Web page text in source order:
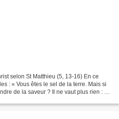
selon St Matthieu (5, 13-16) En ce
: « Vous êtes le sel de la terre. Mais si
de la saveur ? Il ne vaut plus rien : on